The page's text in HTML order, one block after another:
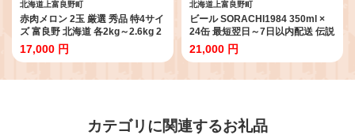
北海道上富良野町
赤肉メロン 2玉 厳選 秀品 特4サイ
ズ 富良野 北海道 各2kg～2.6kg 2
玉 セット ファーム富良野 メロン
めろん 果物 くだもの フルーツ デ
17,000 円
北海道上富良野町
ビール SORACHI1984 350ml ×
24缶 最短翌日～7日以内配送 伝説
のホップ ソラチエース ソラチ
sorachi ソラチ1984 サッポロビ
ルコール 北海道 上富良野町
21,000 円
カテゴリに関連するお礼品